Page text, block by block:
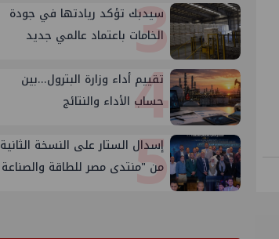
3
سيدبك تؤكد ريادتها في جودة
الخامات باعتماد عالمي جديد
4
تقييم أداء وزارة البترول...بين
حساب الأداء والنتائج
5
إسدال الستار على النسخة الثانية
من "منتدى مصر للطاقة والصناعة